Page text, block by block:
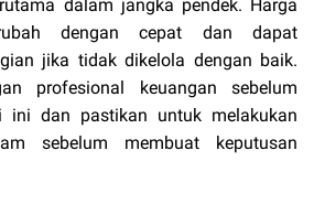
dalam jangka pendek. Harga
dengan cepat dan dapat
jika tidak dikelola dengan baik.
profesional keuangan sebelum
ini dan pastikan untuk melakukan
sebelum membuat keputusan